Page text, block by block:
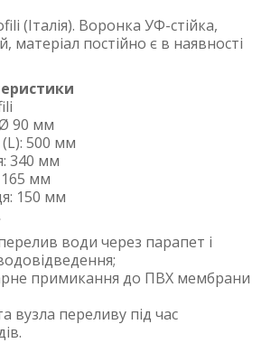
(Італія). Воронка УФ-стійка,
матеріал постійно є в наявності
90 мм
500 мм
340 мм
165 мм
150 мм
води через парапет і
примикання до ПВХ мембрани
вузла переливу під час